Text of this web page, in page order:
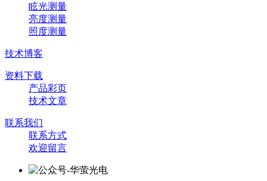
眩光测量
亮度测量
照度测量
技术博客
资料下载
产品彩页
技术文章
联系我们
联系方式
欢迎留言